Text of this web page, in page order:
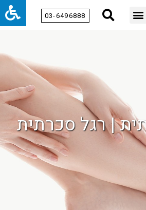
03-6496888
| רגל סכרתית